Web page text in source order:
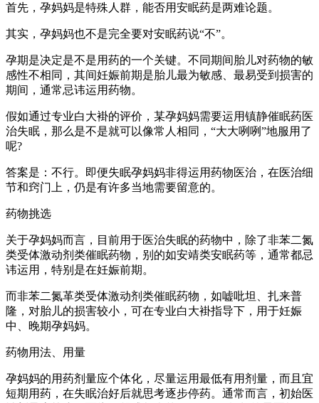
首先，孕妈妈是特殊人群，能否用安眠药是两难论题。
其实，孕妈妈也不是完全要对安眠药说“不”。
孕期是决定是不是用药的一个关键。不同期间胎儿对药物的敏
感性不相同，其间妊娠前期是胎儿最为敏感、最易受到损害的
期间，通常忌讳运用药物。
假如通过专业白大褂的评价，某孕妈妈需要运用镇静催眠药医
治失眠，那么是不是就可以像常人相同，“大大咧咧”地服用了
呢?
答案是：不行。即便失眠孕妈妈非得运用药物医治，在医治细
节和窍门上，仍是有许多当地需要留意的。
药物挑选
关于孕妈妈而言，目前用于医治失眠的药物中，除了非苯二氮
类受体激动剂类催眠药物，别的如安靖类安眠药等，通常都忌
讳运用，特别是在妊娠前期。
而非苯二氮革类受体激动剂类催眠药物，如嘘吡坦、扎来普
隆，对胎儿的损害较小，可在专业白大褂指导下，用于妊娠
中、晚期孕妈妈。
药物用法、用量
孕妈妈的用药剂量应个体化，尽量运用最低有用剂量，而且宜
短期用药，在失眠治好后就思考逐步停药。通常而言，初始医